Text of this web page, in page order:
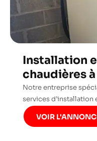
Installation
chaudières
Notre entreprise
services d’installation
VOIR